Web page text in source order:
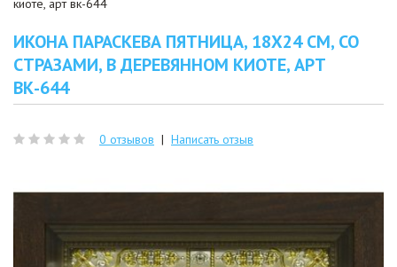
киоте, арт вк-644
ИКОНА ПАРАСКЕВА ПЯТНИЦА, 18X24 СМ, СО
СТРАЗАМИ, В ДЕРЕВЯННОМ КИОТЕ, АРТ
ВК-644
0 отзывов | Написать отзыв